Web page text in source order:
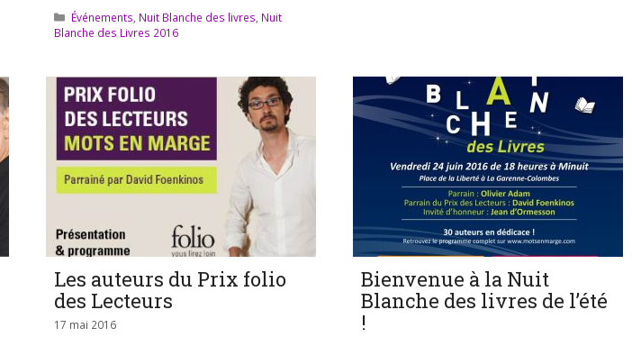
Catégories
Événements Nuit Blanche des livres Nuit
Blanche des Livres 2016
Les auteurs du Prix folio
des Lecteurs
17 mai 2016
Bienvenue à la Nuit
Blanche des livres de l’été
!